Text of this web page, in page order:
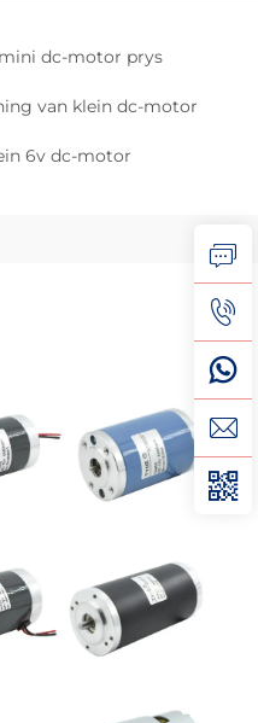
mini dc-motor prys
van klein dc-motor
6v dc-motor